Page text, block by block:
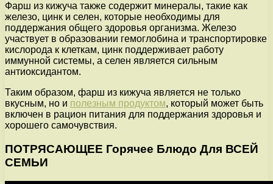
Фарш из кижуча также содержит минералы, такие как
железо, цинк и селен, которые необходимы для
поддержания общего здоровья организма. Железо
участвует в образовании гемоглобина и транспортировке
кислорода к клеткам, цинк поддерживает работу
иммунной системы, а селен является сильным
антиоксидантом.
Таким образом, фарш из кижуча является не только
вкусным, но и полезным продуктом, который может быть
включен в рацион питания для поддержания здоровья и
хорошего самочувствия.
ПОТРЯСАЮЩЕЕ Горячее Блюдо Для ВСЕЙ
СЕМЬИ